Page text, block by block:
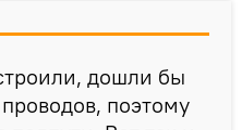
дошли бы
поэтому